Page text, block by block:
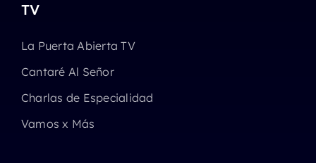
TV
La Puerta Abierta TV
Cantaré Al Señor
Charlas de Especialidad
Vamos x Más